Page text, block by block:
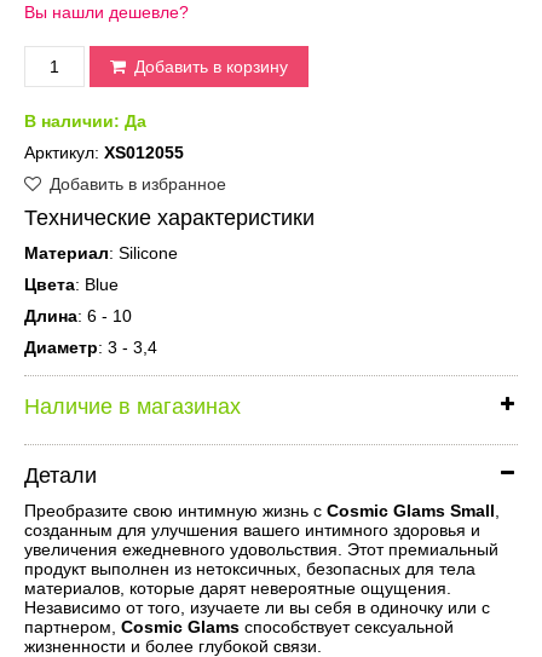
Вы нашли дешевле?
Добавить в корзину
В наличии: Да
Арктикул: XS012055
Добавить в избранное
Технические характеристики
Материал: Silicone
Цвета: Blue
Длина: 6 - 10
Диаметр: 3 - 3,4
Наличие в магазинах
Детали
Преобразите свою интимную жизнь с Cosmic Glams Small
созданным для улучшения вашего интимного здоровья и
увеличения ежедневного удовольствия. Этот премиальный
продукт выполнен из нетоксичных, безопасных для тела
материалов, которые дарят невероятные ощущения.
Независимо от того, изучаете ли вы себя в одиночку или с
партнером, Cosmic Glams способствует сексуальной
жизненности и более глубокой связи.